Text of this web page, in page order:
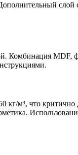
Комбинация MDF,
м³, что критично